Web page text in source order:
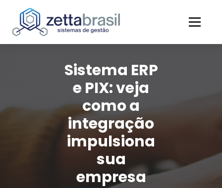
content
Sistema ERP
e PIX: veja
como a
integração
impulsiona
sua
empresa